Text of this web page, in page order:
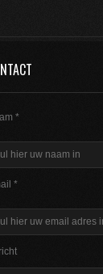
*
*